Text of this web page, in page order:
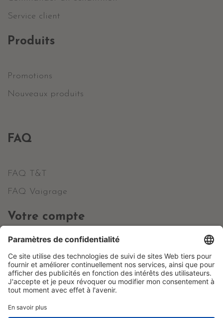
Service client
Produits
Promotions
Nouveaux produits
FAQ
FAQ T&T
FAQ Vaigrage
Votre compte
Informations personnelles
Commandes
Avoirs
Adresses